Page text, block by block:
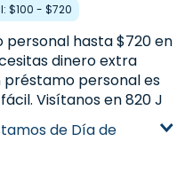
$100 - $720
hasta $720 en
dinero extra
préstamo personal es
Visítanos en 820 J
en New Iberia, LA, o
1120para más
de Día de